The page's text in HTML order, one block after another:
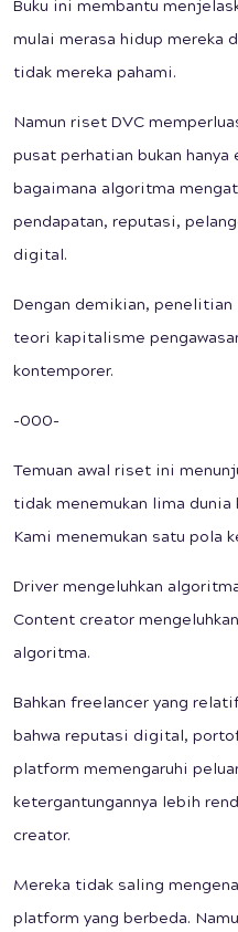
Buku ini membantu
mulai merasa hidup mereka
tidak mereka pahami.
Namun riset DVC
pusat perhatian bukan
bagaimana algoritma
pendapatan, reputasi,
digital.
Dengan demikian,
teori kapitalisme
kontemporer.
-000-
Temuan awal riset ini
tidak menemukan lima dunia
Kami menemukan satu pola
Driver mengeluhkan
Content creator
algoritma.
Bahkan freelancer yang
bahwa reputasi digital,
platform memengaruhi
ketergantungannya lebih
creator.
Mereka tidak saling
platform yang berbeda.